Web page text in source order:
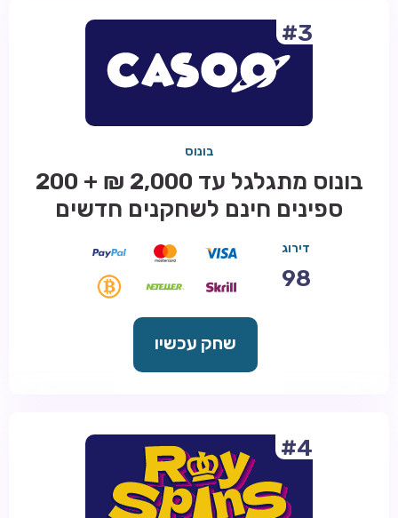
#3
בונוס
בונוס מתגלגל עד 2,000 ₪ + 200
ספינים חינם לשחקנים חדשים
דירוג
98
שחק עכשיו
#4